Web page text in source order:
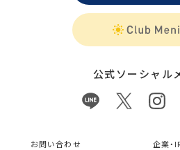
公式ソーシャル
お問い合わせ
企業・